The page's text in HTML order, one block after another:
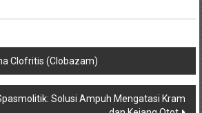
Clofritis (Clobazam)
Solusi Ampuh Mengatasi Kram